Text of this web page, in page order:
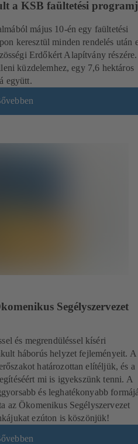
a KSB faültetési
május 10-én egy faültetési
keresztül minden rendelés után
Erdőkért Alapítvány részére.
küzdelemhez, egy 7,6 hektáros
együtt.
Segélyszervezet
és megrendüléssel kíséri
háborús helyzet fejleményeit. A
határozottan elítéljük, és a
mi is igyekszünk tenni. A
és leghatékonyabb
az Ökomenikus Segélyszervezet
ezúton is köszönjük!